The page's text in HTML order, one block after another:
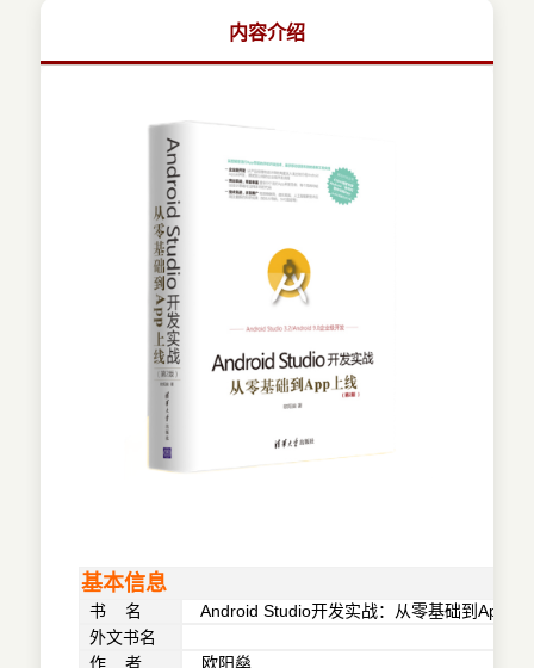
内容介绍
基本信息
书 名
Android Studio开发实战：从零基础到App
外文书名
作 者
欧阳燊